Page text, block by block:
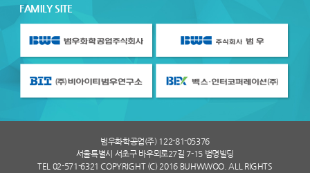
FAMILY SITE
범우화학공업(주) 122-81-05376
서울특별시 서초구 바우뫼로27길 7-15 범명빌딩
TEL 02-571-6321 COPYRIGHT (C) 2016 BUHWWOO. ALL RIGHTS